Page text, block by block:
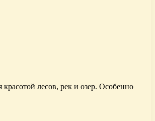
лесов, рек и озер. Особенно